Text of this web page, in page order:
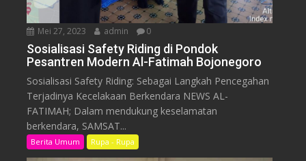
Mei 27, 2023 admin 0
Sosialisasi Safety Riding di Pondok
Pesantren Modern Al-Fatimah Bojonegoro
Sosialisasi Safety Riding: Sebagai Langkah Pencegahan
Terjadinya Kecelakaan Berkendara NEWS AL-
FATIMAH; Dalam mendukung keselamatan
berkendara, SAMSAT...
Berita Umum Rupa - Rupa